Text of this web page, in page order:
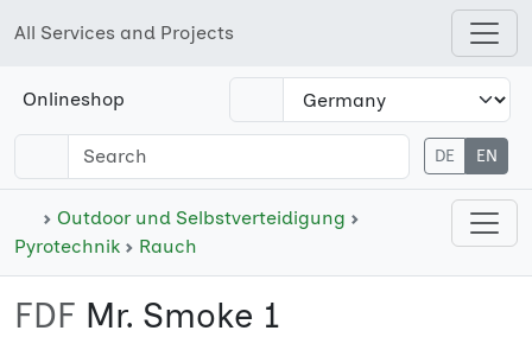
All Services and Projects
Open shops menu
Onlineshop
DE EN
Outdoor und Selbstverteidigung
Pyrotechnik
Rauch
Open
FDF Mr. Smoke 1